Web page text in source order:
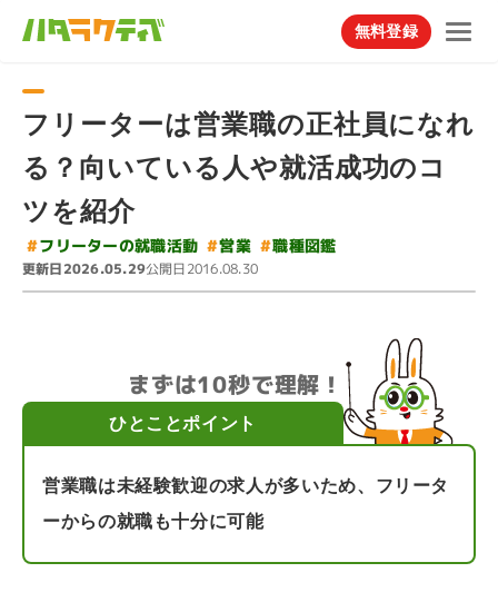
無料登録
フリーターは営業職の正社員になれ
る？向いている人や就活成功のコ
ツを紹介
#フリーターの就職活動 #営業 #職種図鑑
更新日2026.05.29公開日2016.08.30
まずは10秒で理解！
ひとことポイント
営業職は未経験歓迎の求人が多いため、フリータ
ーからの就職も十分に可能